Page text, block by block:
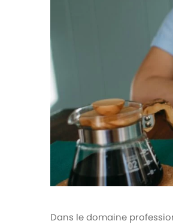
Dans le domaine
Tâches et check-lists
Optimisez le suivi de vos tâches
Suivi mutuelle
Suivez les demandes de
soins